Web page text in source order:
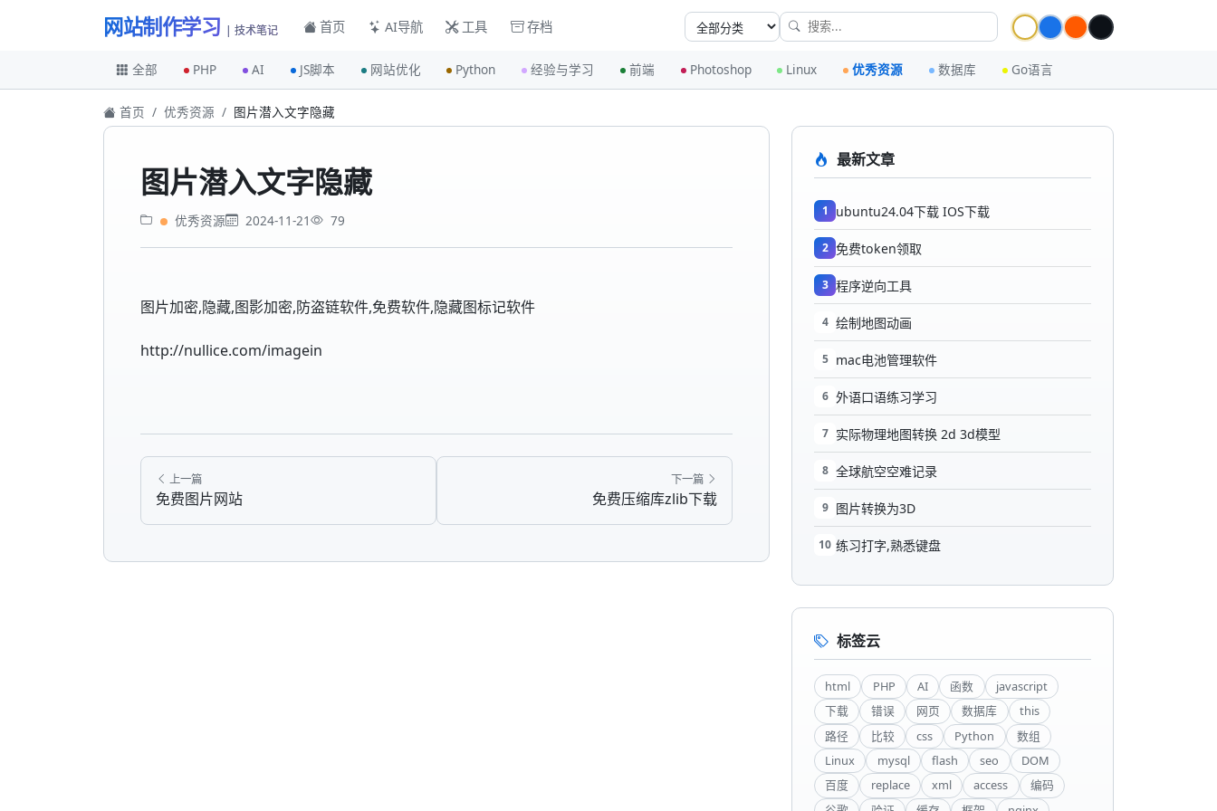
网站制作学习 | 技术笔记 首页 AI导航 工具 存档
全部 PHP AI JS脚本 网站优化 Python 经验与学习 前端 Photoshop Linux 优秀资源 数据库 Go语言
首页 优秀资源 图片潜入文字隐藏
图片潜入文字隐藏
优秀资源 2024-11-21 79
图片加密,隐藏,图影加密,防盗链软件,免费软件,隐藏图标记软件
http://nullice.com/imagein
上一篇
免费图片网站
下一篇
免费压缩库zlib下载
最新文章
1 ubuntu24.04下载 IOS下载
2 免费token领取
3 程序逆向工具
4 绘制地图动画
5 mac电池管理软件
6 外语口语练习学习
7 实际物理地图转换 2d 3d模型
8 全球航空空难记录
9 图片转换为3D
10 练习打字,熟悉键盘
标签云
html PHP AI 函数
javascript
下载
错误 网页 数据库
this
路径
比较 css Python
数组
Linux
mysql flash seo
DOM
百度
replace xml access
编码